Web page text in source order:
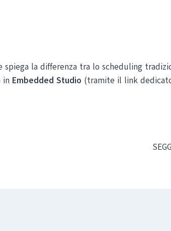
la differenza tra lo scheduling
in Embedded Studio (tramite il link